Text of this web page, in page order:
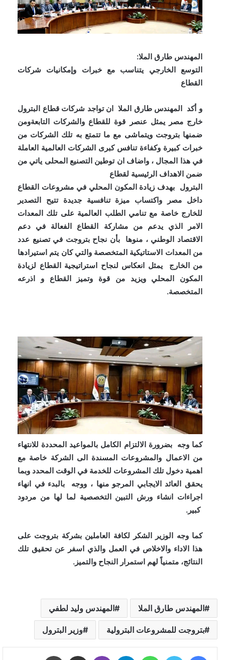
المهندس طارق الملا:
التوسع الخارجي يتناسب مع خبرات وإمكانيات شركات
القطاع
و أكد المهندس طارق الملا ان تواجد شركات قطاع البترول
خارج مصر يمثل عنصر قوة للقطاع والشركات التابعةومن
ضمنها بتروجت ويتماشى مع ما تتمتع به تلك الشركات من
خبرات كبيرة وكفاءة تنافس كبرى الشركات العالمية العاملة
في هذا المجال ، واضاف ان توطين التصنيع المحلى ياتي من
ضمن الاهداف الرئيسية لقطاع
البترول بهدف زيادة المكون المحلي في مشروعات القطاع
داخل مصر واكتساب ميزة تنافسية جديدة تتيح التصدير
للخارج خاصة مع تنامي الطلب العالمية على تلك المعدات
الامر الذي يدعم من مشاركة القطاع الفعالة في دعم
الاقتصاد الوطني ، منوها بأن نجاح بتروجت في تصنيع عدد
من المعدات الاستاتيكية المتخصصة والتي كان يتم استيرادها
من الخارج يمثل انعكاس لنجاح استراتيجية القطاع لزيادة
المكون المحلي ويزيد من قوة وتميز القطاع و اذرعه
المتخصصة.
كما وجه بضرورة الالتزام الكامل بالمواعيد المحددة للانتهاء
من الاعمال والمشروعات المسندة الى الشركة خاصة مع
اهمية دخول تلك المشروعات للخدمة في الوقت المحدد وبما
يحقق العائد الايجابي المرجو منها ، ووجه بالبدء في انهاء
اجراءات انشاء ورش التبين التخصصية لما لها من مردود
كبير.
كما وجه الوزير الشكر لكافة العاملين بشركة بتروجت على
هذا الاداء والاخلاص في العمل والذي اسفر عن تحقيق تلك
النتائج، متمنياً لهم استمرار النجاح والتميز.
المهندس طارق الملا المهندس وليد لطفي
بتروجت للمشروعات البترولية وزير البترول
فيسبوك تويتر واتساب تيلقرام ڤايبر مشاركة عبر البريد